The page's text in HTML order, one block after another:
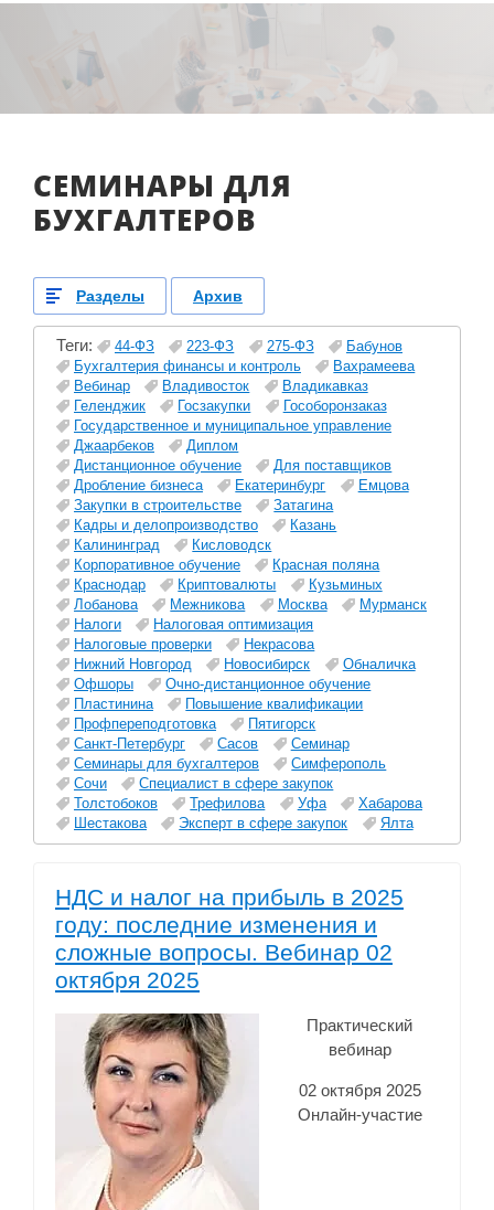
СЕМИНАРЫ ДЛЯ
БУХГАЛТЕРОВ
Разделы Архив
Теги: 44-ФЗ 223-ФЗ 275-ФЗ
Бабунов
Бухгалтерия финансы и контроль
Вахрамеева
Вебинар
Владивосток
Владикавказ
Геленджик
Госзакупки
Гособоронзаказ
Государственное и муниципальное управление
Джаарбеков
Диплом
Дистанционное обучение
Для поставщиков
Дробление бизнеса
Екатеринбург
Емцова
Закупки в строительстве
Затагина
Кадры и делопроизводство
Казань
Калининград
Кисловодск
Корпоративное обучение
Красная поляна
Краснодар
Криптовалюты
Кузьминых
Лобанова
Межникова Москва
Мурманск
Налоги
Налоговая оптимизация
Налоговые проверки
Некрасова
Нижний Новгород
Новосибирск
Обналичка
Офшоры
Очно-дистанционное обучение
Пластинина
Повышение квалификации
Профпереподготовка
Пятигорск
Санкт-Петербург
Сасов
Семинар
Семинары для бухгалтеров
Симферополь
Сочи
Специалист в сфере закупок
Толстобоков
Трефилова Уфа
Хабарова
Шестакова
Эксперт в сфере закупок Ялта
НДС и налог на прибыль в 2025
году: последние изменения и
сложные вопросы. Вебинар 02
октября 2025
Практический
вебинар
02 октября 2025
Онлайн-участие